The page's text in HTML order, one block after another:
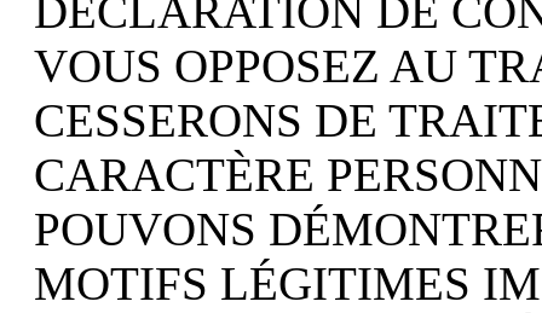
DÉCLARATION DE
VOUS OPPOSEZ AU
CESSERONS DE
CARACTÈRE
POUVONS
MOTIFS LÉGITIMES